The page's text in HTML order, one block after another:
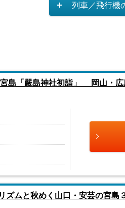
列車／飛行機
島「嚴島神社初詣」 岡山・
ズムと秋めく山口・安芸の宮島